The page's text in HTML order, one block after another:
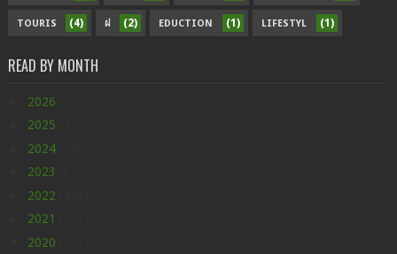
TOURIS (4) ฝ (2) EDUCTION (1) LIFESTYL (1)
READ BY MONTH
2026
2025
2024
2023
2022
2021
2020